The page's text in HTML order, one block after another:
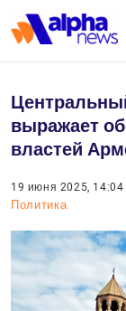
выражает
властей
19 июня 2025, 14:04
Политика